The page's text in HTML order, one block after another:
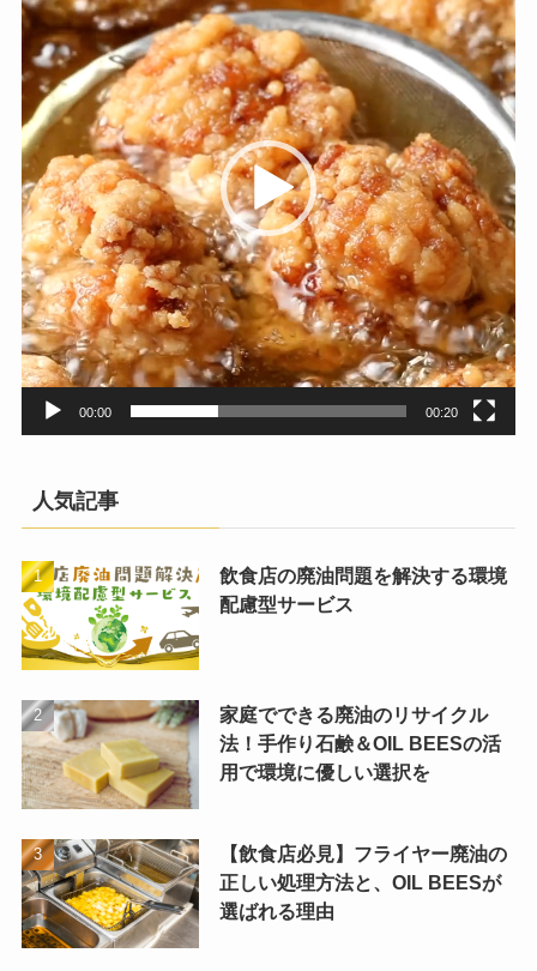
プ
ー
ヤ
ー
00:00 00:20
人気記事
飲食店の廃油問題を解決する環境
配慮型サービス
家庭でできる廃油のリサイクル
法！手作り石鹸＆OIL BEESの活
用で環境に優しい選択を
【飲食店必見】フライヤー廃油の
正しい処理方法と、OIL BEESが
選ばれる理由